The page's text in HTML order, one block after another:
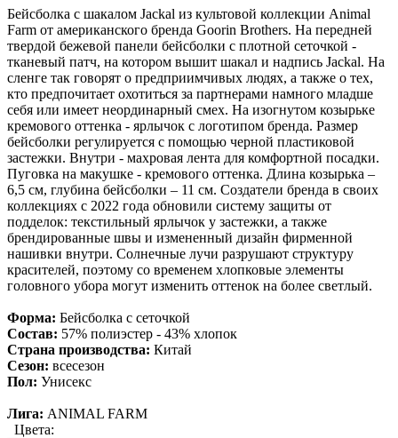
Бейсболка с шакалом Jackal из культовой коллекции Animal
Farm от американского бренда Goorin Brothers. На передней
твердой бежевой панели бейсболки с плотной сеточкой -
тканевый патч, на котором вышит шакал и надпись Jackal. На
сленге так говорят о предприимчивых людях, а также о тех,
кто предпочитает охотиться за партнерами намного младше
себя или имеет неординарный смех. На изогнутом козырьке
кремового оттенка - ярлычок с логотипом бренда. Размер
бейсболки регулируется с помощью черной пластиковой
застежки. Внутри - махровая лента для комфортной посадки.
Пуговка на макушке - кремового оттенка. Длина козырька –
6,5 см, глубина бейсболки – 11 см. Создатели бренда в своих
коллекциях с 2022 года обновили систему защиты от
подделок: текстильный ярлычок у застежки, а также
брендированные швы и измененный дизайн фирменной
нашивки внутри. Солнечные лучи разрушают структуру
красителей, поэтому со временем хлопковые элементы
головного убора могут изменить оттенок на более светлый.
Форма: Бейсболка с сеточкой
Состав: 57% полиэстер - 43% хлопок
Страна производства: Китай
Сезон: всесезон
Пол: Унисекс
Лига: ANIMAL FARM
Цвета: